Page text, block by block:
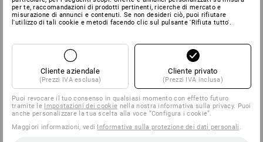
per te, raccomandazioni di prodotti pertinenti, ricerche di mercato e
misurazione di annunci e contenuti. Se non desideri ciò, puoi rifiutare
l'utilizzo di tali cookie e metodi facendo clic sul pulsante 'Rifiuta tutto'.
Cliente aziendale
(Prezzi IVA esclusa)
Cliente privato
(Prezzi IVA inclusa)
Puoi revocare il tuo consenso in qualsiasi momento con effetto futuro
tramite le Impostazioni dei cookie nella nostra informativa sulla privacy. Puoi
anche personalizzare la tua scelta alla voce “Configura i cookie”.
Maggiori informazioni, vedi Informativa sulla protezione dei dati personali .